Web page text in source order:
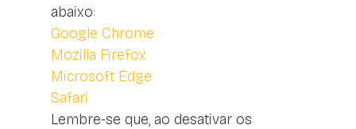
abaixo:
Google Chrome
Mozilla Firefox
Microsoft Edge
Safari
Lembre-se que, ao desativar os